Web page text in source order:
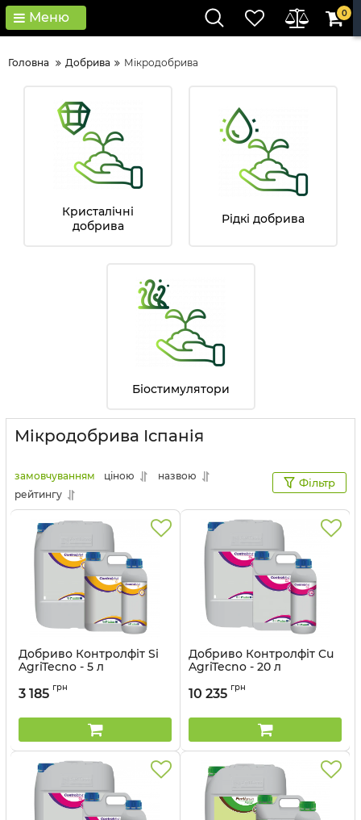
Меню 0
Головна Добрива Мікродобрива
Кристалічні
добрива
Рідкі добрива
Біостимулятори
Мікродобрива Іспанія
замовчуванням ціною
назвою
рейтингу
Фільтр
Добриво Контролфіт Sі
AgriTecno - 5 л
3 185 грн
Добриво Контролфіт Cu
AgriTecno - 20 л
10 235 грн